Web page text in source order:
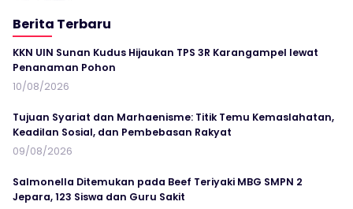
Berita Terbaru
KKN UIN Sunan Kudus Hijaukan TPS 3R Karangampel lewat
Penanaman Pohon
10/08/2026
Tujuan Syariat dan Marhaenisme: Titik Temu Kemaslahatan,
Keadilan Sosial, dan Pembebasan Rakyat
09/08/2026
Salmonella Ditemukan pada Beef Teriyaki MBG SMPN 2
Jepara, 123 Siswa dan Guru Sakit